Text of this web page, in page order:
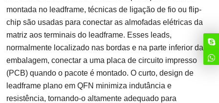
montada no leadframe, técnicas de ligação de fio ou flip-
chip são usadas para conectar as almofadas elétricas da
matriz aos terminais do leadframe. Esses leads,
normalmente localizado nas bordas e na parte inferior da
embalagem, conectar a uma placa de circuito impresso
(PCB) quando o pacote é montado. O curto, design de
leadframe plano em QFN minimiza indutância e
resistência, tornando-o altamente adequado para